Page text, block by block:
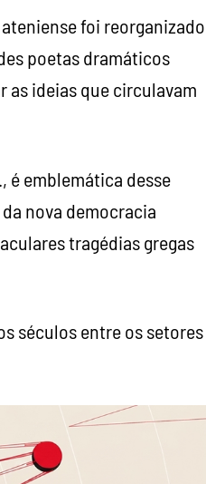
foi reorganizado
poetas dramáticos
as ideias que circulavam
é emblemática desse
nova democracia
tragédias gregas
séculos entre os setores